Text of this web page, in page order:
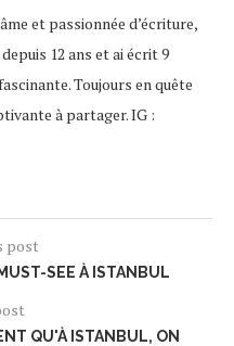
et passionnée d’écriture,
12 ans et ai écrit 9
Toujours en quête
à partager. IG :
post
SEE À ISTANBUL
QU'À ISTANBUL, ON